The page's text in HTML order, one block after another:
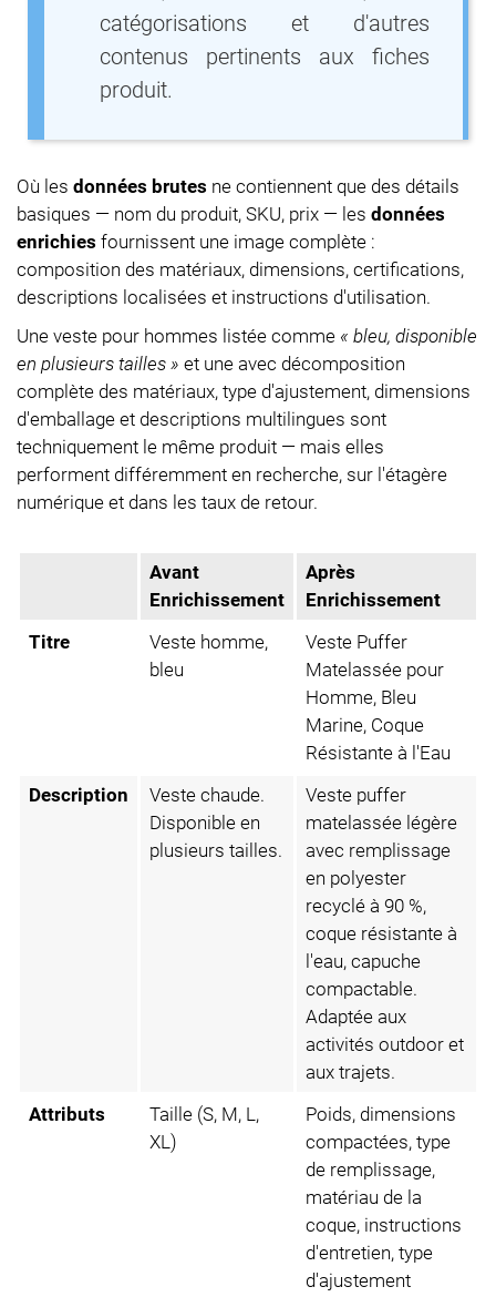
catégorisations et d'autres
contenus pertinents aux fiches
produit.
Où les données brutes ne contiennent que des détails
basiques — nom du produit, SKU, prix — les données
enrichies fournissent une image complète :
composition des matériaux, dimensions, certifications,
descriptions localisées et instructions d'utilisation.
Une veste pour hommes listée comme « bleu, disponible
en plusieurs tailles » et une avec décomposition
complète des matériaux, type d'ajustement, dimensions
d'emballage et descriptions multilingues sont
techniquement le même produit — mais elles
performent différemment en recherche, sur l'étagère
numérique et dans les taux de retour.
Avant
Enrichissement
Après
Enrichissement
Titre
Veste homme,
bleu
Veste Puffer
Matelassée pour
Homme, Bleu
Marine, Coque
Résistante à l'Eau
Description
Veste chaude.
Disponible en
plusieurs tailles.
Veste puffer
matelassée légère
avec remplissage
en polyester
recyclé à 90 %,
coque résistante à
l'eau, capuche
compactable.
Adaptée aux
activités outdoor et
aux trajets.
Attributs
Taille (S, M, L,
XL)
Poids, dimensions
compactées, type
de remplissage,
matériau de la
coque, instructions
d'entretien, type
d'ajustement